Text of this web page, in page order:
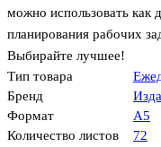
можно использовать как
планирования рабочих
Выбирайте лучшее!
Тип товара
Бренд
Формат
А5
Количество листов
72